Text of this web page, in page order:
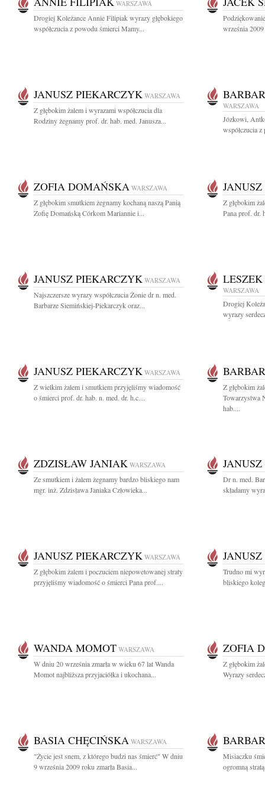
WARSZAWA
Drogiej Koleżance Annie Filipiak wyrazy głębokiego
współczucia z powodu śmierci Mamy...
września
JANUSZ PIEKARCZYK WARSZAWA
Z głębokim żalem i wyrazami współczucia dla
Rodziny żegnamy prof. dr. hab. med. Janusza...
WARSZAWA
Józkowi,
współczucia
ZOFIA DOMAŃSKA WARSZAWA
Z głębokim smutkiem żegnamy kochaną naszą Panią
Zofię Domańską Córkom Mariannie i...
Z głębokim
Pana prof. dr.
JANUSZ PIEKARCZYK WARSZAWA
Najszczersze wyrazy współczucia Żonie dr n. med.
Barbarze Siemińskiej-Piekarczyk oraz...
WARSZAWA
Drogiej
wyrazy
JANUSZ PIEKARCZYK WARSZAWA
Z wielkim żalem i smutkiem przyjęliśmy wiadomość
o śmierci prof. dr. hab. n. med. dr. h.c....
Z głębokim
Towarzystwa
hab....
ZDZISŁAW JANIAK WARSZAWA
Ze smutkiem i żalem żegnamy bardzo bliskiego nam
mgr. inż. Zdzisława Janiaka Człowieka...
Dr n. med.
składamy
JANUSZ PIEKARCZYK WARSZAWA
Z głębokim żalem i poczuciem niepowetowanej straty
przyjęliśmy wiadomość o śmierci Pana prof....
Trudno mi
bliskiego
WANDA MOMOT WARSZAWA
W dniu 20 września zmarła w wieku 67 lat Wanda
Momot najbliższa przyjaciółka i ukochana...
ZOFIA
Z głębokim
Wyrazy
BASIA CHĘCIŃSKA WARSZAWA
"Życie jest snem, z którego budzi nas śmierć" W dniu
9 września 2009 roku zmarła Basia...
Misiaczku
ogromną